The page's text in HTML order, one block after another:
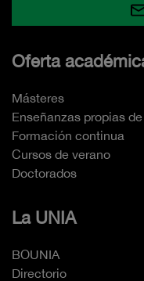
Oferta
Másteres
Enseñanzas propias
Formación continua
Cursos de verano
Doctorados
La UNIA
BOUNIA
Directorio